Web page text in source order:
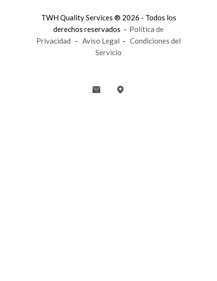
TWH Quality Services ® 2026 - Todos los
derechos reservados - Política de
Privacidad - Aviso Legal - Condiciones del
Servicio